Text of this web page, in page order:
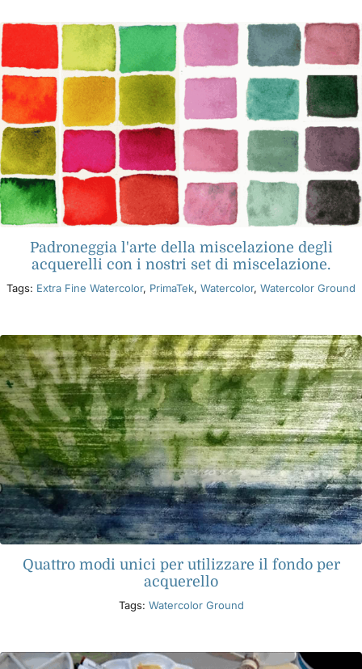
Padroneggia l'arte della miscelazione degli
acquerelli con i nostri set di miscelazione.
Tags: Extra Fine Watercolor, PrimaTek, Watercolor, Watercolor Ground
Quattro modi unici per utilizzare il fondo per
acquerello
Tags: Watercolor Ground